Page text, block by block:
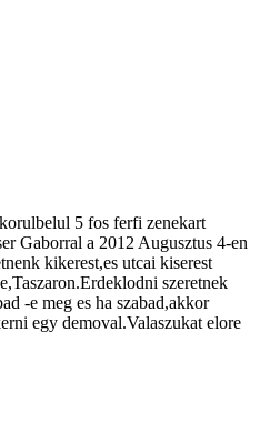
5 fos ferfi zenekart
Gaborral a 2012 Augusztus 4-en
kikerest,es utcai kiserest
szeretnek
-e meg es ha szabad,akkor
egy demoval.Valaszukat elore